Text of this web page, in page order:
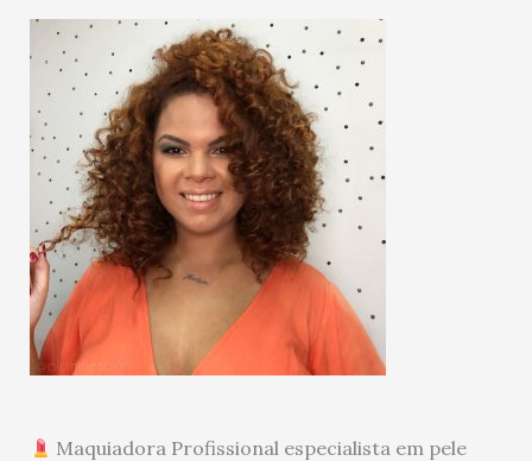
Maquiadora Profissional especialista em pele